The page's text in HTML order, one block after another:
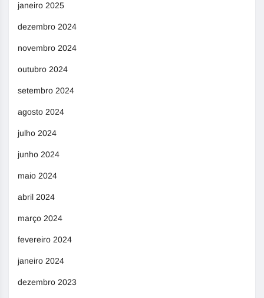
janeiro 2025
dezembro 2024
novembro 2024
outubro 2024
setembro 2024
agosto 2024
julho 2024
junho 2024
maio 2024
abril 2024
março 2024
fevereiro 2024
janeiro 2024
dezembro 2023